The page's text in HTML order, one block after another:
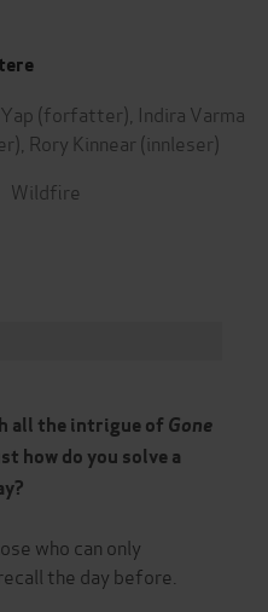
(forfatter), Indira Varma
Rory Kinnear (innleser)
Wildfire
all the intrigue of Gone
how do you solve a
who can only
the day before.